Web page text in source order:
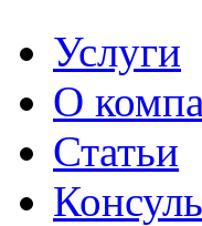
Услуги
О
Статьи